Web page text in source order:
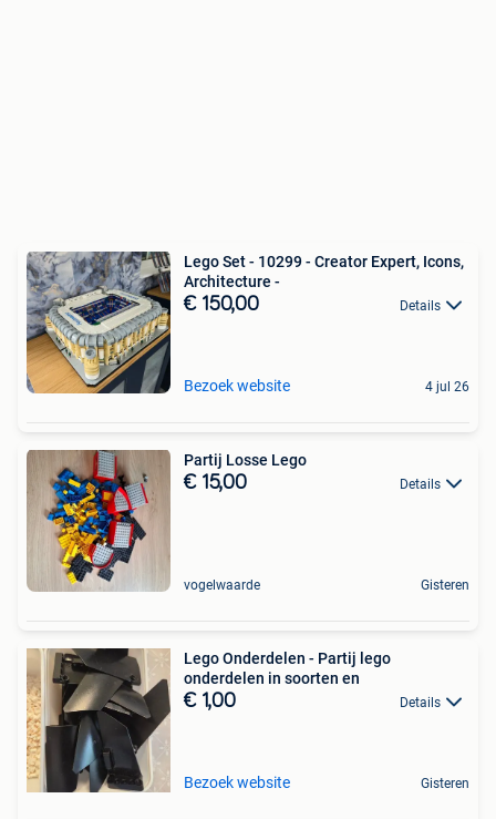
Lego Set - 10299 - Creator Expert, Icons,
Architecture -
€ 150,00 Details
Bezoek website 4 jul 26
Partij Losse Lego
€ 15,00 Details
vogelwaarde Gisteren
Lego Onderdelen - Partij lego
onderdelen in soorten en
€ 1,00 Details
Bezoek website Gisteren